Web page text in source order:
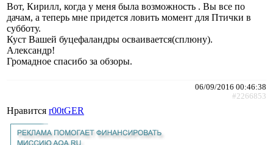
Вот, Кирилл, когда у меня была возможность . Вы все по
дачам, а теперь мне придется ловить момент для Птички в
субботу.
Куст Вашей буцефаландры осваивается(сплюну).
Александр!
Громадное спасибо за обзоры.
06/09/2016 00:46:38
#2266853
Нравится r00tGER